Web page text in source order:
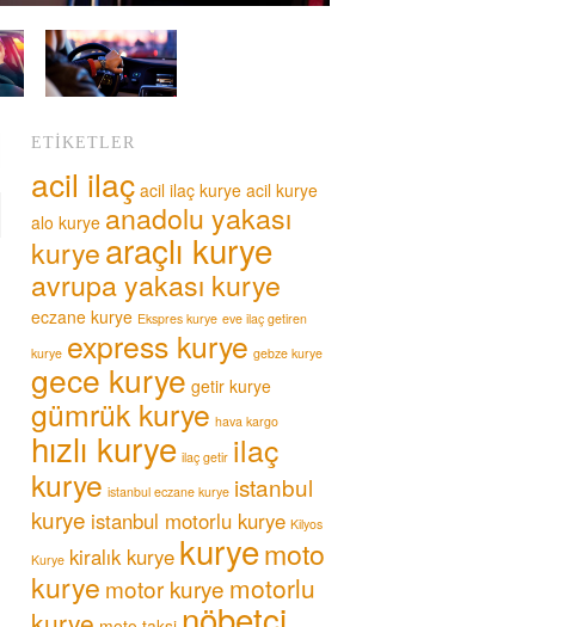
ETIKETLER
acil ilaç acil ilaç kurye acil kurye
alo kurye anadolu yakası
kuryearaçlı kurye
avrupa yakası kurye
eczane kurye Ekspres kurye eve ilaç getiren
kurye express kurye gebze kurye
gece kurye getir kurye
gümrük kurye hava kargo
hızlı kurye ilaç getir ilaç
kurye istanbul eczane kurye istanbul
kurye istanbul motorlu kurye Kilyos
Kurye kiralık kurye kuryemoto
kurye motor kurye motorlu